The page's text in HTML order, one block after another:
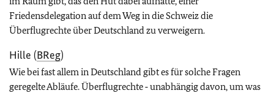
Friedensdelegation auf dem Weg in die Schweiz die
Überflugrechte über Deutschland zu verweigern.
Hille (BReg)
Wie bei fast allem in Deutschland gibt es für solche Fragen
geregelte Abläufe. Überflugrechte ‑ unabhängig davon, um was